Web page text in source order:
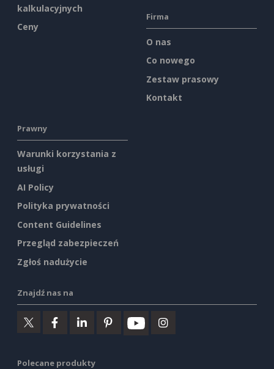
kalkulacyjnych
Ceny
Firma
O nas
Co nowego
Zestaw prasowy
Kontakt
Prawny
Warunki korzystania z
usługi
AI Policy
Polityka prywatności
Content Guidelines
Przegląd zabezpieczeń
Zgłoś nadużycie
Znajdź nas na
Polecane produkty